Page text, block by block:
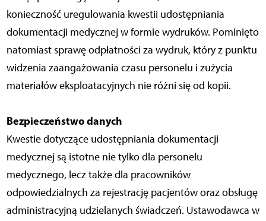
konieczność uregulowania kwestii udostępniania
dokumentacji medycznej w formie wydruków. Pominięto
natomiast sprawę odpłatności za wydruk, który z punktu
widzenia zaangażowania czasu personelu i zużycia
materiałów eksploatacyjnych nie różni się od kopii.
Bezpieczeństwo danych
Kwestie dotyczące udostępniania dokumentacji
medycznej są istotne nie tylko dla personelu
medycznego, lecz także dla pracowników
odpowiedzialnych za rejestrację pacjentów oraz obsługę
administracyjną udzielanych świadczeń. Ustawodawca w